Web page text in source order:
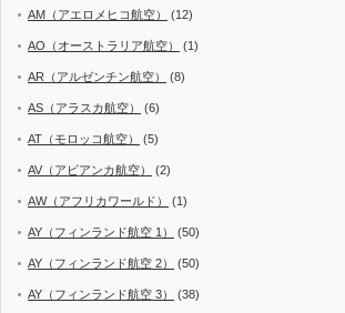
AM（アエロメヒコ航空） (12)
AO（オーストラリア航空） (1)
AR（アルゼンチン航空） (8)
AS（アラスカ航空） (6)
AT（モロッコ航空） (5)
AV（アビアンカ航空） (2)
AW（アフリカワールド） (1)
AY（フィンランド航空 1） (50)
AY（フィンランド航空 2） (50)
AY（フィンランド航空 3） (38)